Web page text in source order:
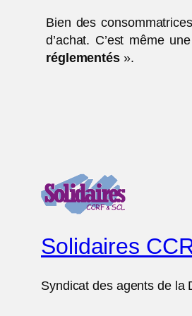
Bien des
d’achat. C’est même
réglementés».
Solidaires
Syndicat des agents de la